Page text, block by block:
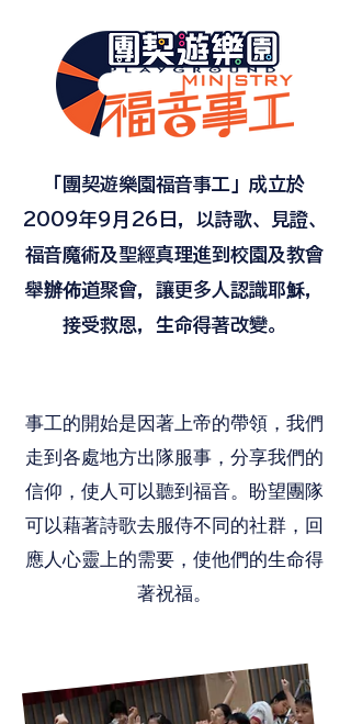
「團契遊樂園福音事工」成立於
2009年9月26日，以詩歌、見證、
福音魔術及聖經真理進到校園及教會
舉辦佈道聚會，讓更多人認識耶穌，
接受救恩，生命得著改變。
事工的開始是因著上帝的帶領，我們
走到各處地方出隊服事，分享我們的
信仰，使人可以聽到福音。盼望團隊
可以藉著詩歌去服侍不同的社群，回
應人心靈上的需要，使他們的生命得
著祝福。